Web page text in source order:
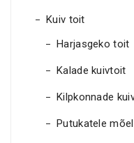
Kuiv toit
Harjasgeko toit
Kalade kuivtoit
Kilpkonnade
Putukatele